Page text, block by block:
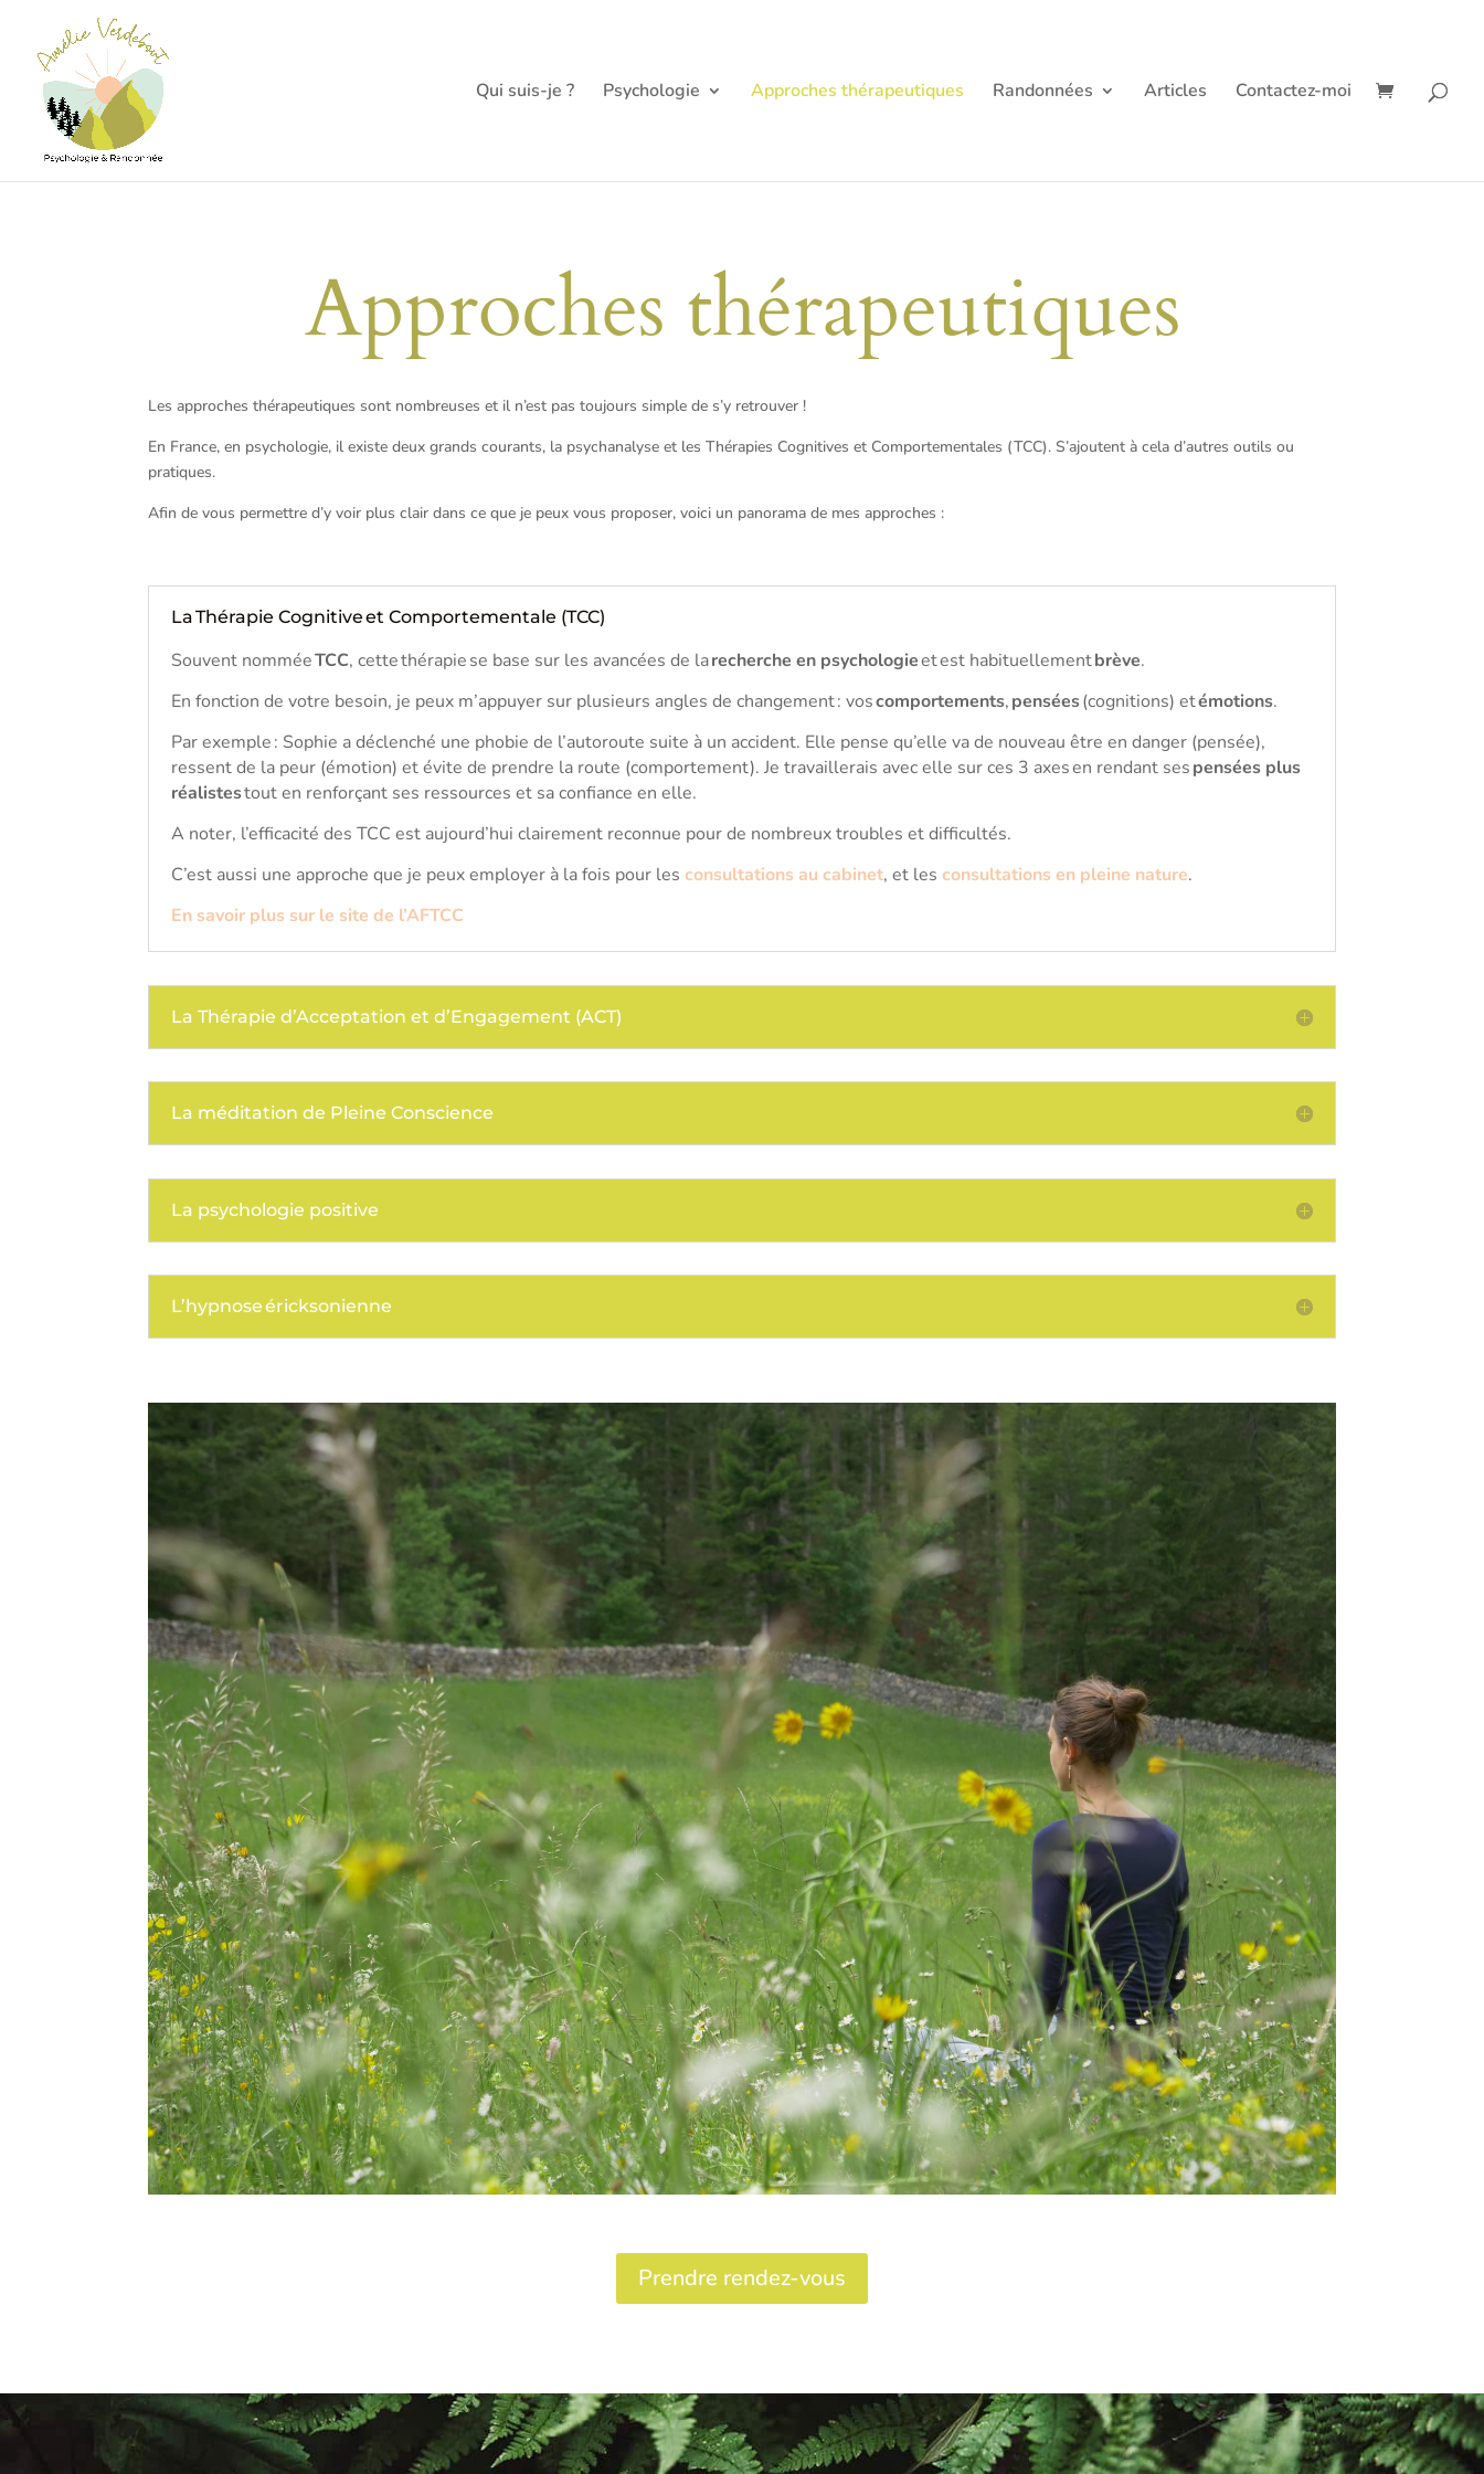
Qui suis-je ? Psychologie Approches thérapeutiques Randonnées Articles Contactez-moi
Approches thérapeutiques
Les approches thérapeutiques sont nombreuses et il n’est pas toujours simple de s’y retrouver !
En France, en psychologie, il existe deux grands courants, la psychanalyse et les Thérapies Cognitives et Comportementales (TCC). S’ajoutent à cela d’autres outils ou
pratiques.
Afin de vous permettre d’y voir plus clair dans ce que je peux vous proposer, voici un panorama de mes approches :
La Thérapie Cognitive et Comportementale (TCC)
Souvent nomméeTCC, cette thérapie se base sur les avancées de larecherche en psychologieet est habituellementbrève.
En fonction de votre besoin, je peux m’appuyer sur plusieurs angles de changement : voscomportements,pensées(cognitions) etémotions.
Par exemple : Sophie a déclenché une phobie de l’autoroute suite à un accident. Elle pense qu’elle va de nouveau être en danger (pensée),
ressent de la peur (émotion) et évite de prendre la route (comportement). Je travaillerais avec elle sur ces 3 axes en rendant sespensées plus
réalistestout en renforçant ses ressources et sa confiance en elle.
A noter, l’efficacité des TCC est aujourd’hui clairement reconnue pour de nombreux troubles et difficultés.
C’est aussi une approche que je peux employer à la fois pour lesconsultations au cabinet, et lesconsultations en pleine nature.
En savoir plus sur le site de l’AFTCC
La Thérapie d’Acceptation et d’Engagement (ACT)
La méditation de Pleine Conscience
La psychologie positive
L’hypnose éricksonienne
Prendre rendez-vous